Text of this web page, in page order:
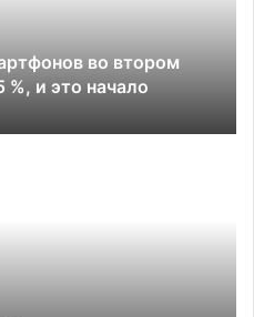
во втором
%, и это начало